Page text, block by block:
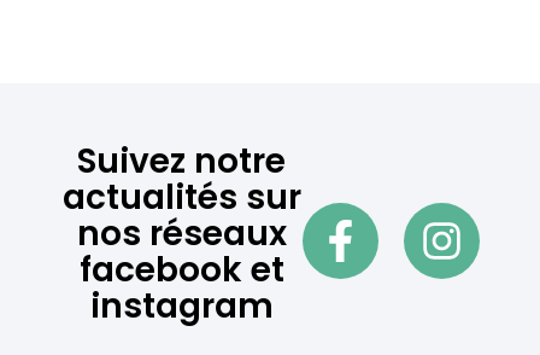
Suivez notre
actualités sur
nos réseaux
facebook et
instagram